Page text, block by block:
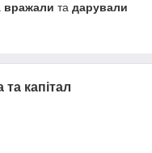
вражали та дарували
капітал